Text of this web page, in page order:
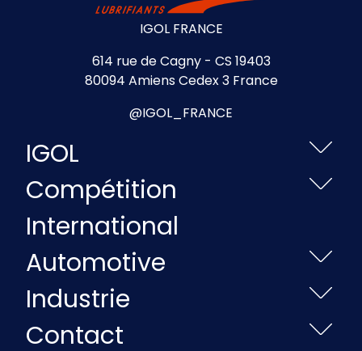
IGOL FRANCE
614 rue de Cagny - CS 19403
80094 Amiens Cedex 3 France
@IGOL_FRANCE
IGOL
Compétition
International
Automotive
Industrie
Contact